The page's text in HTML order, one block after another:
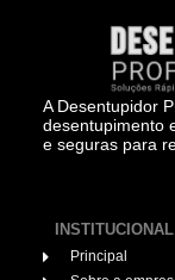
A Desentupidor
desentupimento
e seguras para
INSTITUCIONAL
Principal